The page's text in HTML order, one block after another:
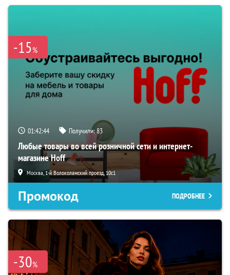
-15%
01:42:43 Получили:83
Любые товары во всей розничной сети и интернет-
магазине Hoff
Москва, 1-й Волоколамский проезд, 10с1
Промокод ПОДРОБНЕЕ
-30%